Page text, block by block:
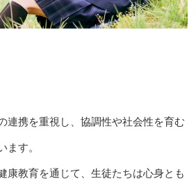
連携を重視し、協調性や社会性を育む
ます。
康教育を通じて、生徒たちは心身とも